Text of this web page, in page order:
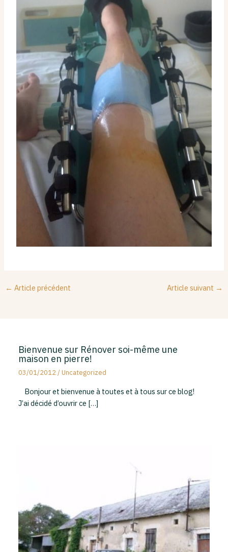
← Article précédent Article suivant →
Bienvenue sur Rénover soi-même une
maison en pierre!
03/01/2012/Uncategorized
Bonjour et bienvenue à toutes et à tous sur ce blog!
J’ai décidé d’ouvrir ce […]